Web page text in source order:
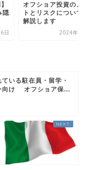
隠
日
オフショア投資のメ
トとリスクについて
解説します
2024年11
いる駐在員・留学・
向け オフショア保...